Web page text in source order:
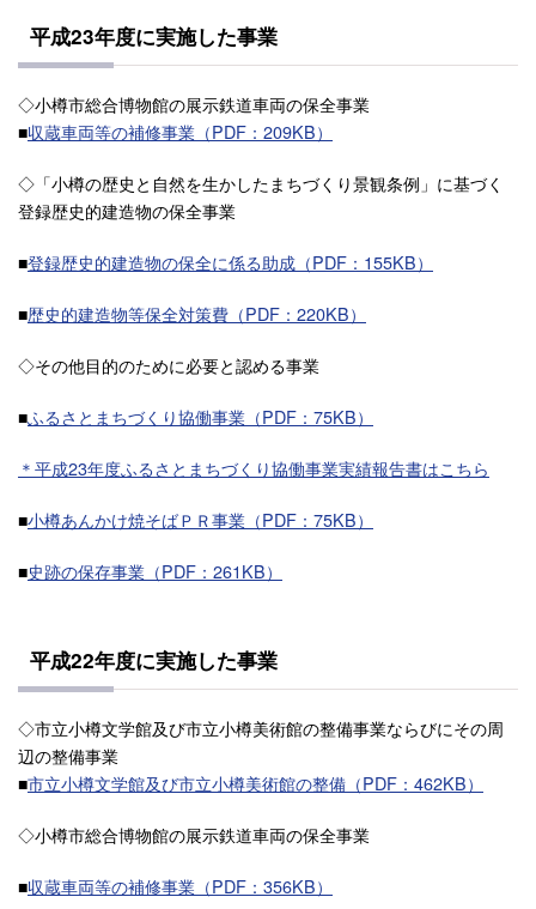
平成23年度に実施した事業
◇小樽市総合博物館の展示鉄道車両の保全事業
■収蔵車両等の補修事業（PDF：209KB）
◇「小樽の歴史と自然を生かしたまちづくり景観条例」に基づく
登録歴史的建造物の保全事業
■登録歴史的建造物の保全に係る助成（PDF：155KB）
■歴史的建造物等保全対策費（PDF：220KB）
◇その他目的のために必要と認める事業
■ふるさとまちづくり協働事業（PDF：75KB）
＊平成23年度ふるさとまちづくり協働事業実績報告書はこちら
■小樽あんかけ焼そばＰＲ事業（PDF：75KB）
■史跡の保存事業（PDF：261KB）
平成22年度に実施した事業
◇市立小樽文学館及び市立小樽美術館の整備事業ならびにその周
辺の整備事業
■市立小樽文学館及び市立小樽美術館の整備（PDF：462KB）
◇小樽市総合博物館の展示鉄道車両の保全事業
■収蔵車両等の補修事業（PDF：356KB）